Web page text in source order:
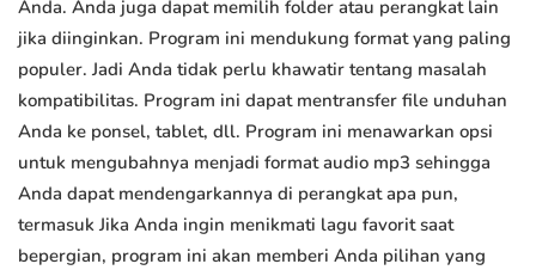
Anda. Anda juga dapat memilih folder atau perangkat lain
jika diinginkan. Program ini mendukung format yang paling
populer. Jadi Anda tidak perlu khawatir tentang masalah
kompatibilitas. Program ini dapat mentransfer file unduhan
Anda ke ponsel, tablet, dll. Program ini menawarkan opsi
untuk mengubahnya menjadi format audio mp3 sehingga
Anda dapat mendengarkannya di perangkat apa pun,
termasuk Jika Anda ingin menikmati lagu favorit saat
bepergian, program ini akan memberi Anda pilihan yang